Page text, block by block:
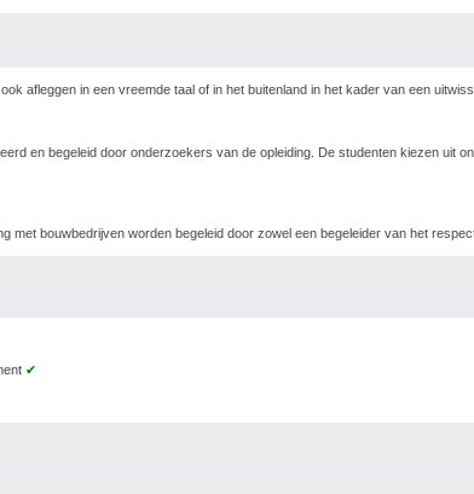
afleggen in een vreemde taal of in het buitenland in het kader van een
en begeleid door onderzoekers van de opleiding. De studenten kiezen
met bouwbedrijven worden begeleid door zowel een begeleider van het
✔